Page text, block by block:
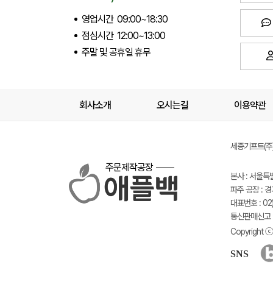
영업시간 09:00~18:30
점심시간 12:00~13:00
주말 및 공휴일 휴무
회사소개 오시는길 이용약관
주문제작공장
세종기프트(
본사 : 서울
파주 공장 :
대표번호 :
통신판매신
Copyright ⓒ
SNS